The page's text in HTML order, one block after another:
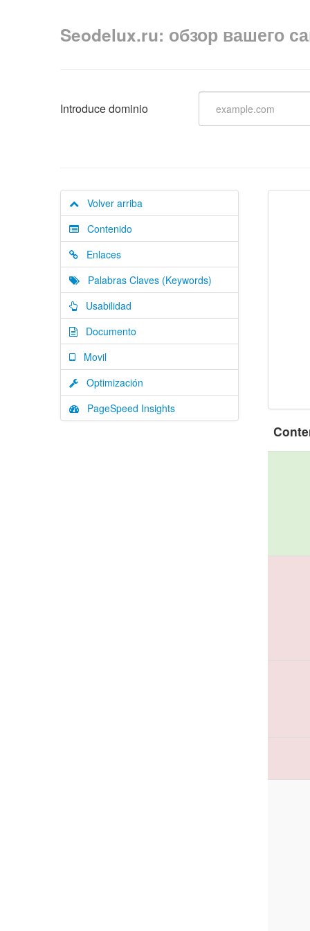
Seodelux.ru: обзор вашего
Introduce dominio
Volver arriba
Contenido
Enlaces
Palabras Claves (Keywords)
Usabilidad
Documento
Movil
Optimización
PageSpeed Insights